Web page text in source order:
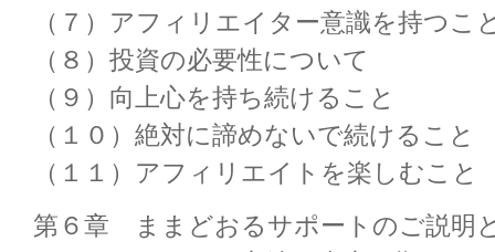
（７）アフィリエイター意識を持つこ
（８）投資の必要性について
（９）向上心を持ち続けること
（１０）絶対に諦めないで続けること
（１１）アフィリエイトを楽しむこと
第６章 ままどおるサポートのご説明